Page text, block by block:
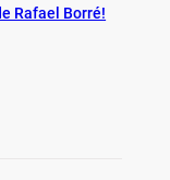
Rafael Borré!